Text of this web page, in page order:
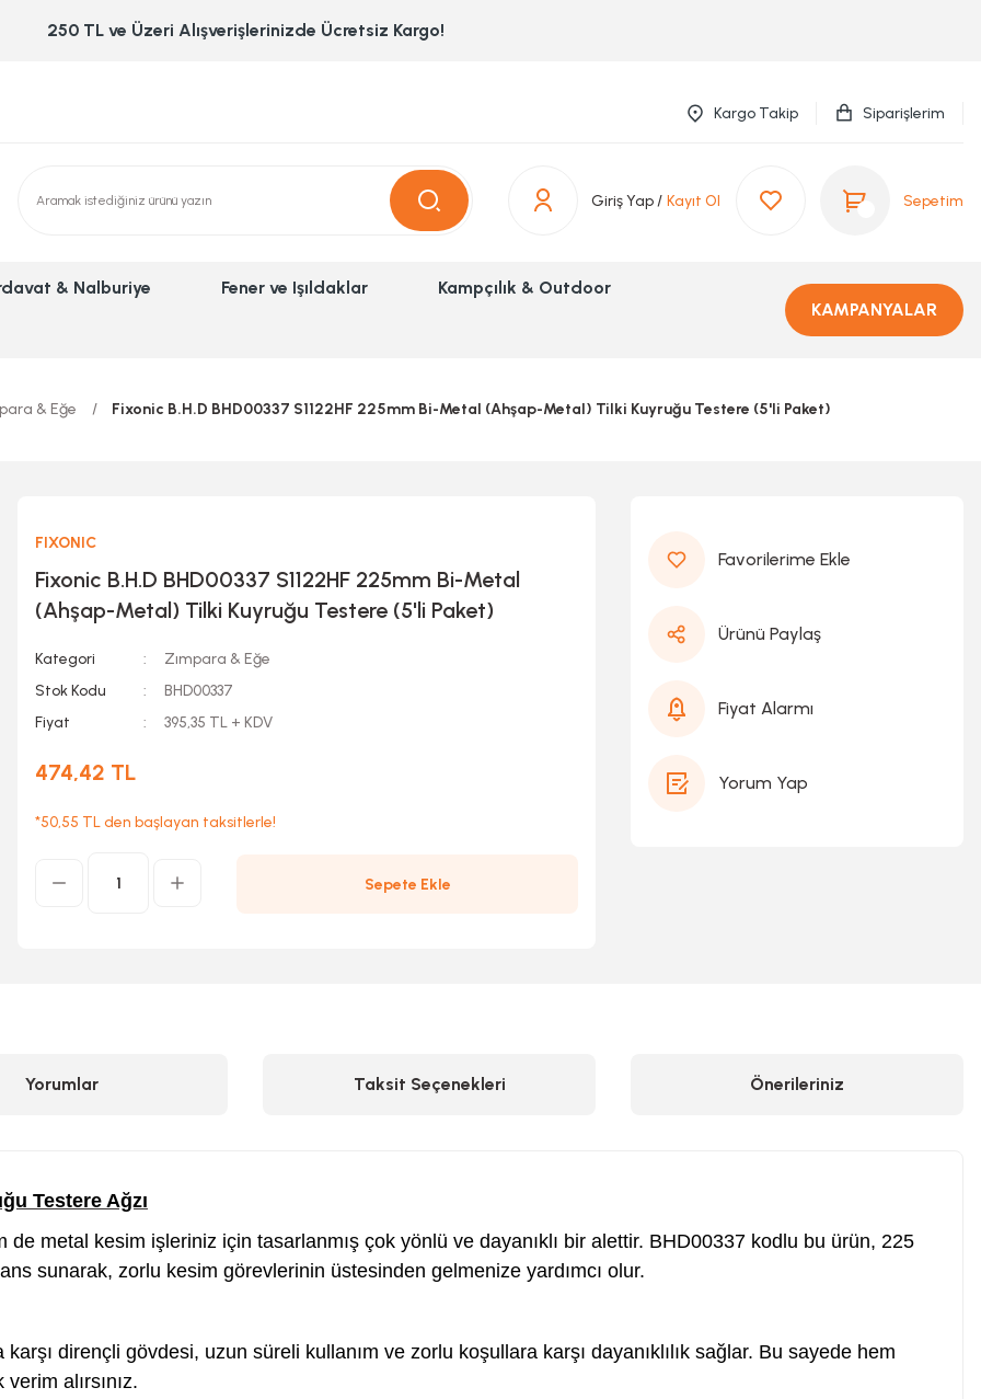
250 TL ve Üzeri Alışverişlerinizde Ücretsiz Kargo!
Kargo Takip Siparişlerim
Giriş Yap / Kayıt Ol Sepetim
& Nalburiye Fener ve Işıldaklar Kampçılık & Outdoor
KAMPANYALAR
& Eğe Fixonic B.H.D BHD00337 S1122HF 225mm Bi-Metal (Ahşap-Metal) Tilki Kuyruğu Testere (5'li Paket)
FIXONIC
Fixonic B.H.D BHD00337 S1122HF 225mm Bi-Metal
(Ahşap-Metal) Tilki Kuyruğu Testere (5'li Paket)
Kategori
Zımpara & Eğe
Stok Kodu
BHD00337
Fiyat
395,35 TL + KDV
474,42 TL
*50,55 TL den başlayan taksitlerle!
Sepete Ekle
Ürünü Paylaş
Fiyat Alarmı
Yorum Yap
Yorumlar Taksit Seçenekleri Önerileriniz
Testere Ağzı
metal kesim işleriniz için tasarlanmış çok yönlü ve dayanıklı bir alettir. BHD00337 kodlu bu ürün, 225
sunarak, zorlu kesim görevlerinin üstesinden gelmenize yardımcı olur.
karşı dirençli gövdesi, uzun süreli kullanım ve zorlu koşullara karşı dayanıklılık sağlar. Bu sayede hem
alırsınız.